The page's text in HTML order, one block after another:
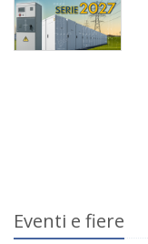
Eventi e fiere